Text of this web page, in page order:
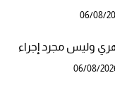
06/08/
وليس مجرد إجراء
06/08/